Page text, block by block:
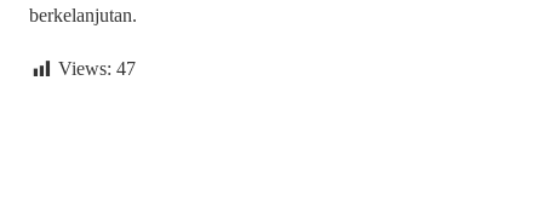
berkelanjutan.
Views: 47